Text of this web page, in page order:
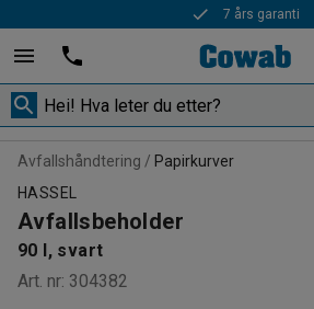
7 års garanti
Avfallshåndtering
Papirkurver
HASSEL
Avfallsbeholder
90 l, svart
Art. nr: 304382